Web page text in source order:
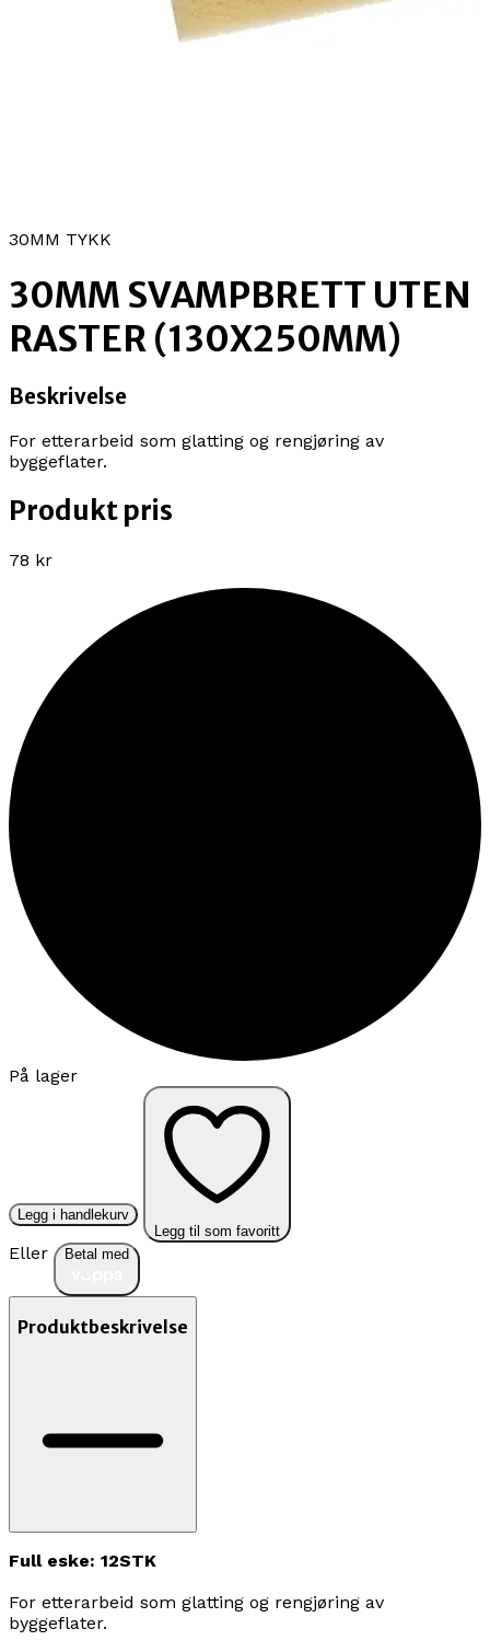
30MM TYKK
30MM SVAMPBRETT UTEN
RASTER (130X250MM)
Beskrivelse
For etterarbeid som glatting og rengjøring av
byggeflater.
Produkt pris
78 kr
På lager
Legg i handlekurv
Legg til som favoritt
Eller Betal med
Produktbeskrivelse
Full eske: 12STK
For etterarbeid som glatting og rengjøring av
byggeflater.